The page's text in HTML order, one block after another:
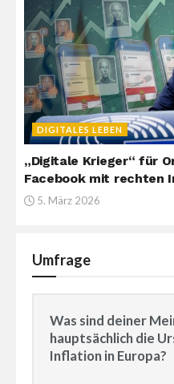
DIGITALES LEBEN
„Digitale Krieger“ für
Facebook mit rechten
5. März 2026
Umfrage
Was sind deiner
hauptsächlich die
Inflation in Europa?